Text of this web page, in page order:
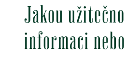
Jakou
informaci